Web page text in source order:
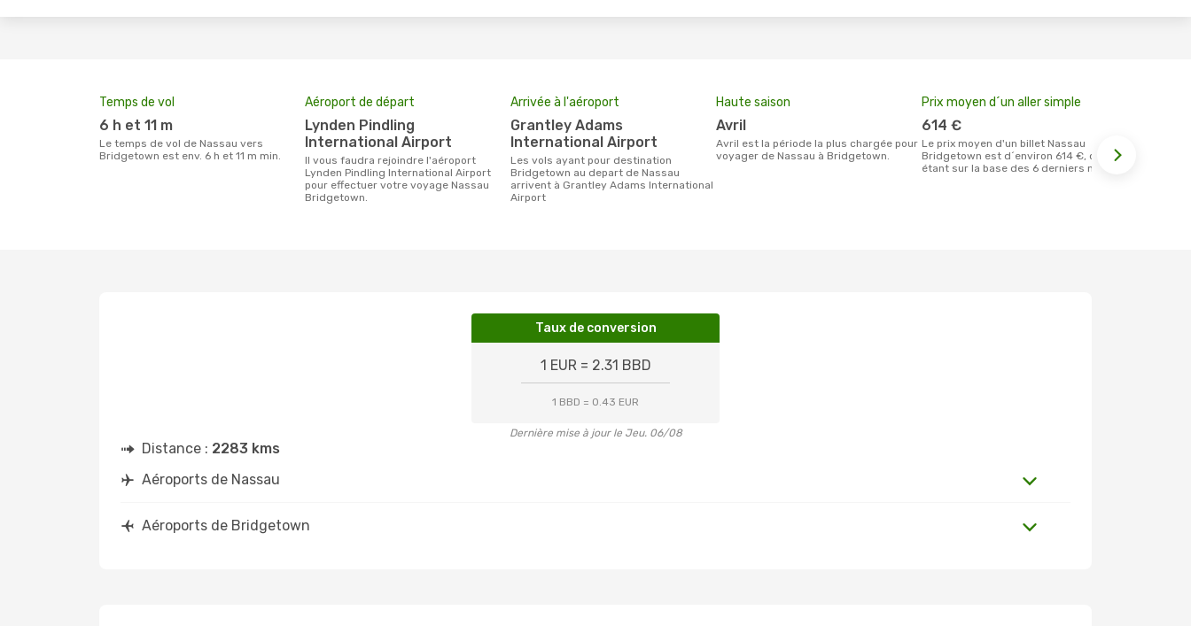
Temps de vol
6 h et 11 m
Le temps de vol de Nassau vers
Bridgetown est env. 6 h et 11 m min.
Aéroport de départ
Lynden Pindling
International Airport
Il vous faudra rejoindre l'aéroport
Lynden Pindling International Airport
pour effectuer votre voyage Nassau
Bridgetown.
Arrivée à l'aéroport
Grantley Adams
International Airport
Les vols ayant pour destination
Bridgetown au depart de Nassau
arrivent à Grantley Adams International
Airport
Haute saison
avril
avril est la période la plus chargée pour
voyager de Nassau à Bridgetown.
Prix moyen d´un aller simple
614 €
Le prix moyen d'un billet Nassau
Bridgetown est d´environ 614 €, ce prix
étant sur la base des 6 derniers mois.
Taux de conversion
1 EUR = 2.31 BBD
1 BBD = 0.43 EUR
Dernière mise à jour le Jeu. 06/08
Distance : 2283 kms
Aéroports de Nassau
Aéroports de Bridgetown